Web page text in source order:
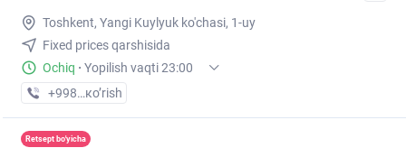
Toshkent, Yangi Kuylyuk ko'chasi, 1-uy
Fixed prices qarshisida
Ochiq · Yopilish vaqti 23:00
+998 (71) XXX-XX-XX
кo’rish
Retsept bo'yicha